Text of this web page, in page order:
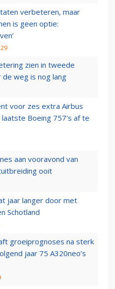
verbeteren, maar
is geen optie:
zien in tweede
de weg is nog lang
voor zes extra Airbus
Boeing 757's af te
aan vooravond van
ooit
jaar langer door met
Schotland
groeiprognoses na sterk
jaar 75 A320neo’s